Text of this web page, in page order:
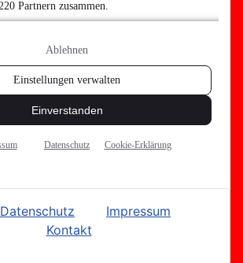
Datenschutz
Impressum
Kontakt